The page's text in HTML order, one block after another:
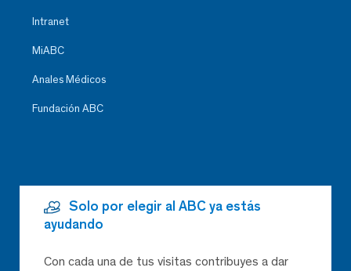
Intranet
MiABC
Anales Médicos
Fundación ABC
Solo por elegir al ABC ya estás
ayudando
Con cada una de tus visitas contribuyes a dar